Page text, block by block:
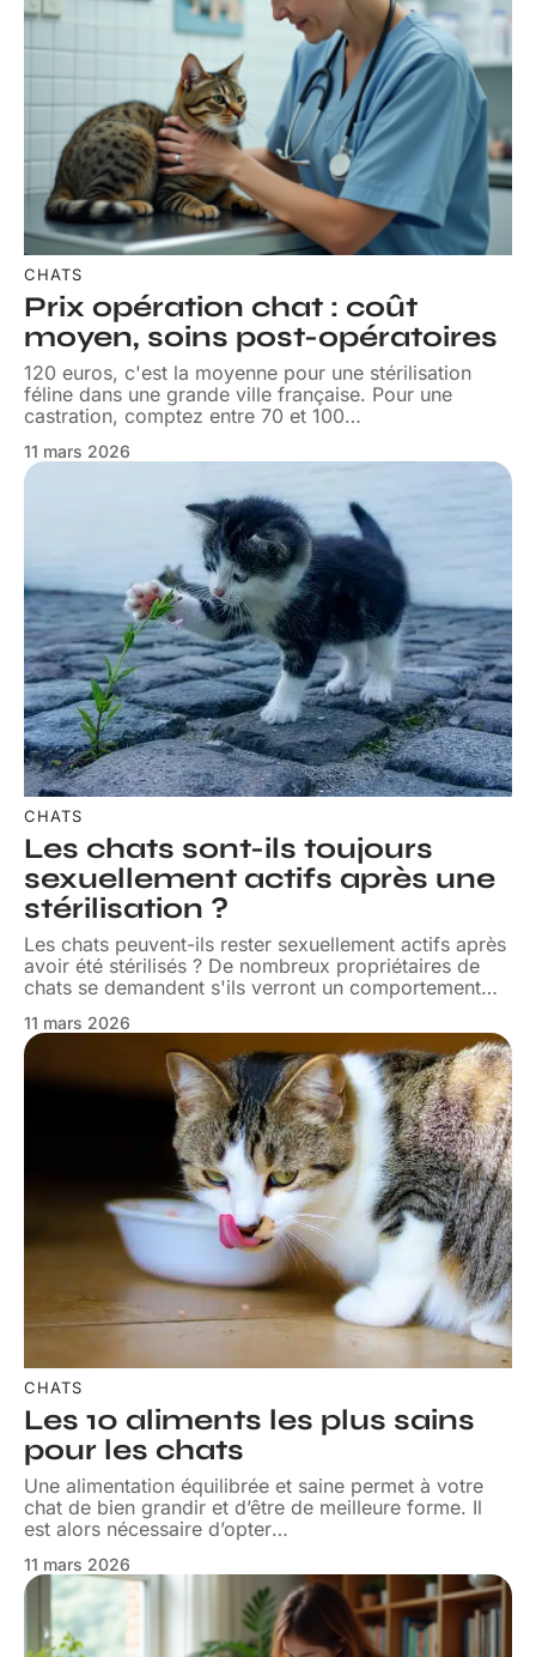
CHATS
Prix opération chat : coût
moyen, soins post-opératoires
120 euros, c'est la moyenne pour une stérilisation
féline dans une grande ville française. Pour une
castration, comptez entre 70 et 100…
11 mars 2026
CHATS
Les chats sont-ils toujours
sexuellement actifs après une
stérilisation ?
Les chats peuvent-ils rester sexuellement actifs après
avoir été stérilisés ? De nombreux propriétaires de
chats se demandent s'ils verront un comportement…
11 mars 2026
CHATS
Les 10 aliments les plus sains
pour les chats
Une alimentation équilibrée et saine permet à votre
chat de bien grandir et d’être de meilleure forme. Il
est alors nécessaire d’opter…
11 mars 2026